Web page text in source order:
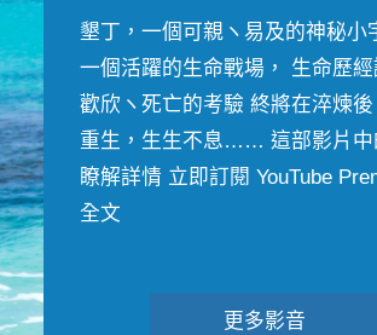
墾丁，一個可親ヽ易及的神秘小
一個活躍的生命戰場， 生命歷
歡欣ヽ死亡的考驗 終將在淬煉
重生，生生不息…… 這部影片中
瞭解詳情 立即訂閱 YouTube
全文
更多影音